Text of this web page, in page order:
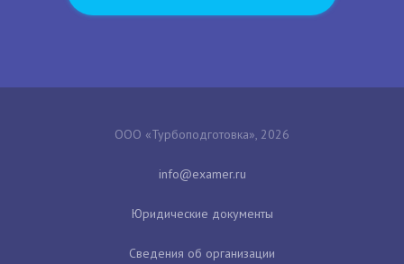
ООО «Турбоподготовка», 2026
Юридические документы
Сведения об организации